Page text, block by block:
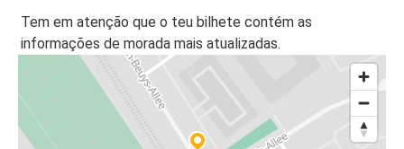
Tem em atenção que o teu bilhete contém as
informações de morada mais atualizadas.